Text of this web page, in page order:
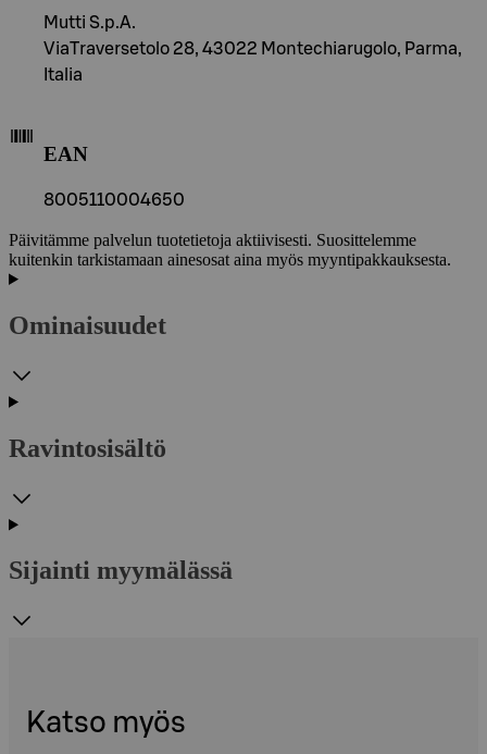
Mutti S.p.A.
ViaTraversetolo 28, 43022 Montechiarugolo, Parma,
Italia
EAN
8005110004650
Päivitämme palvelun tuotetietoja aktiivisesti. Suosittelemme
kuitenkin tarkistamaan ainesosat aina myös myyntipakkauksesta.
Ominaisuudet
Ravintosisältö
Sijainti myymälässä
Katso myös